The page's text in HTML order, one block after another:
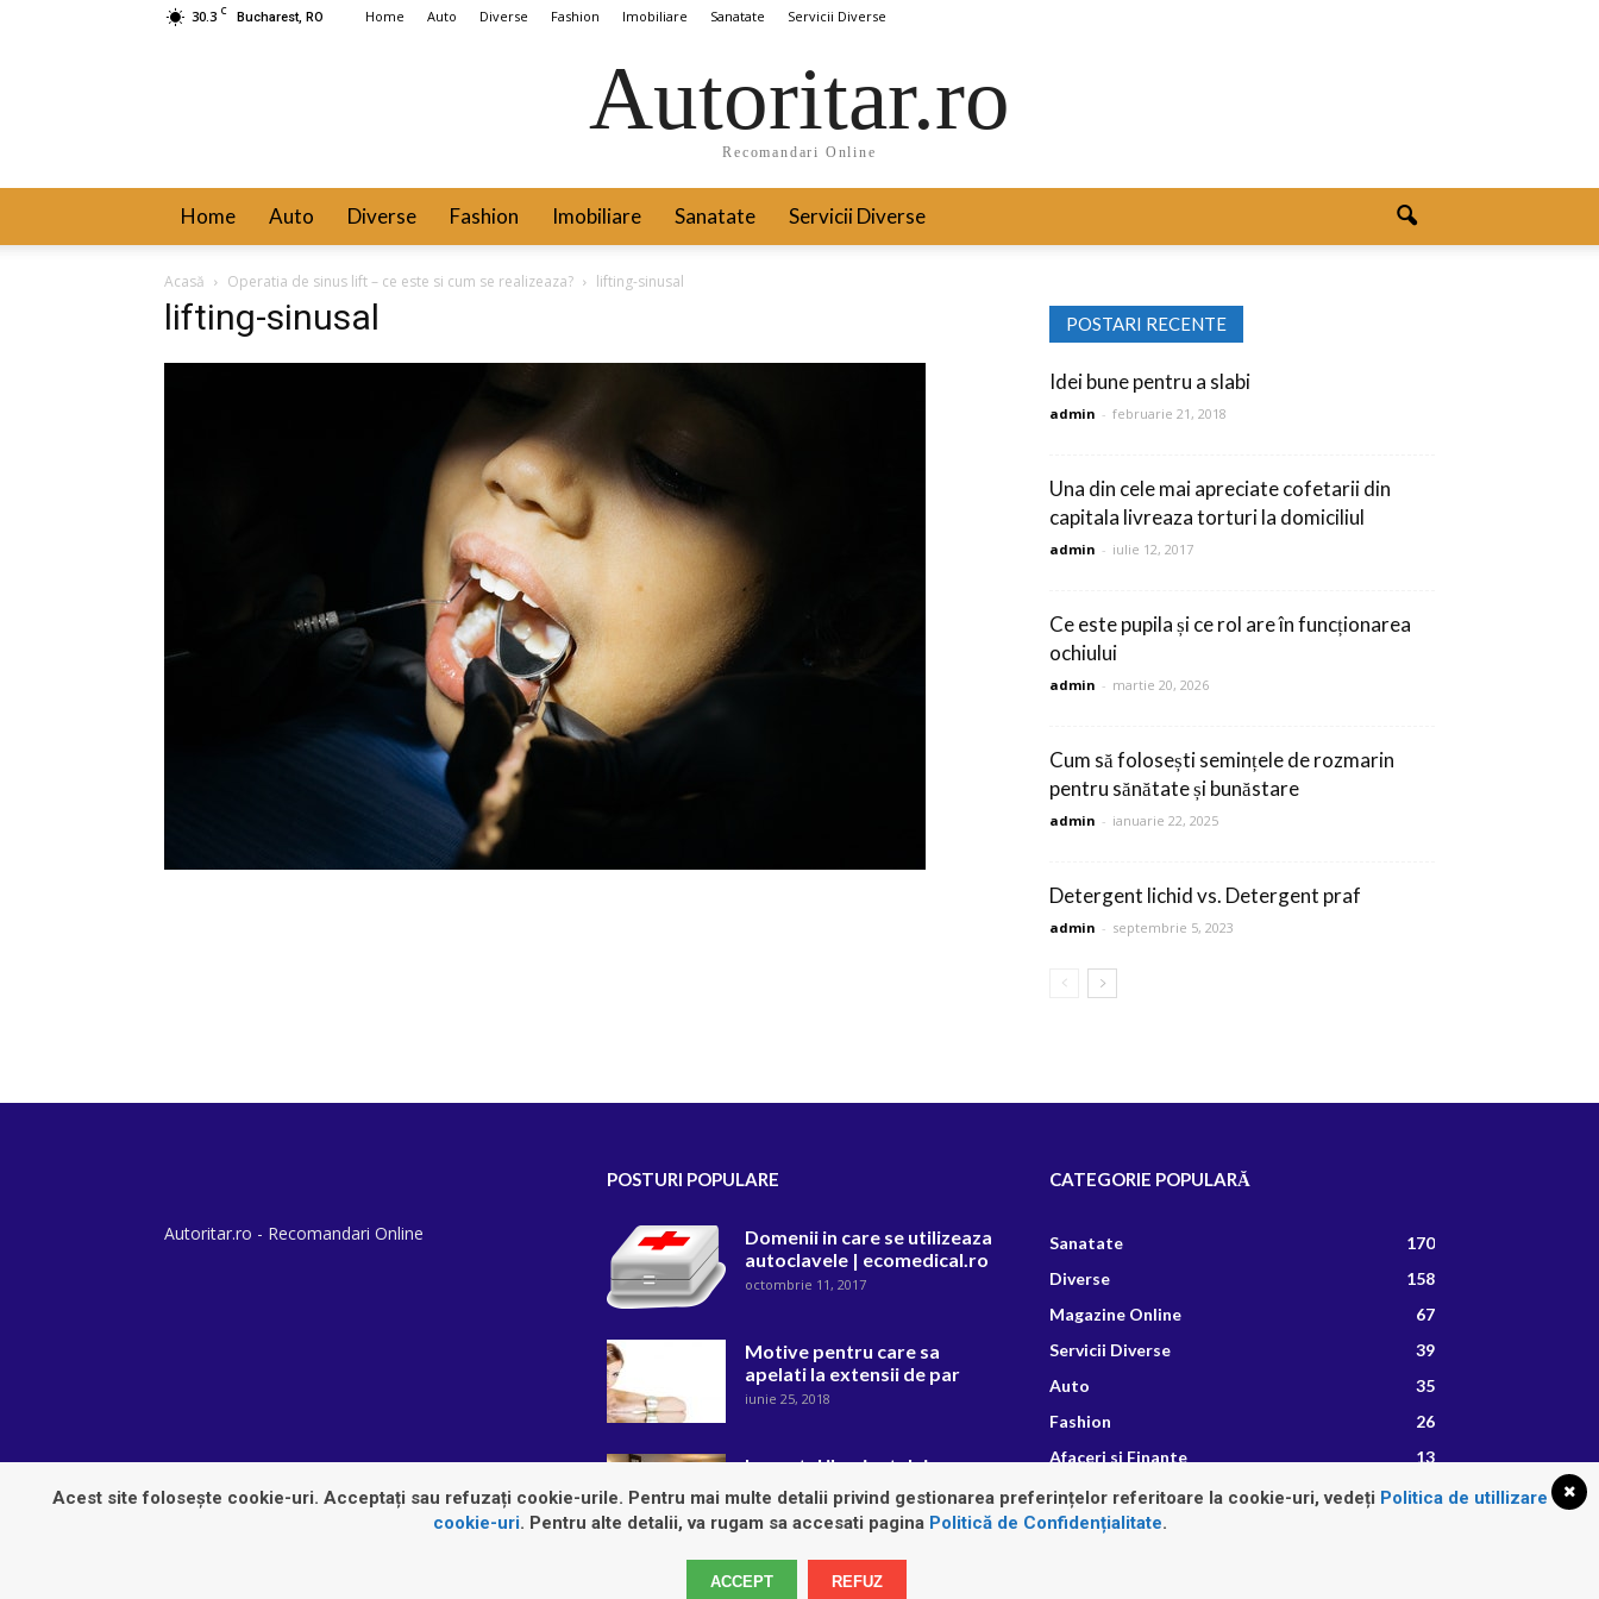
30.3 C Bucharest, RO Home Auto Diverse Fashion Imobiliare Sanatate Servicii Diverse
Autoritar.ro
Recomandari Online
Home Auto Diverse Fashion Imobiliare Sanatate Servicii Diverse
Acasă Operatia de sinus lift – ce este si cum se realizeaza? lifting-sinusal
lifting-sinusal POSTARI RECENTE
Idei bune pentru a slabi
admin - februarie 21, 2018
Una din cele mai apreciate cofetarii din
capitala livreaza torturi la domiciliul
admin - iulie 12, 2017
Ce este pupila și ce rol are în funcționarea
ochiului
admin - martie 20, 2026
Cum să folosești semințele de rozmarin
pentru sănătate și bunăstare
admin - ianuarie 22, 2025
Detergent lichid vs. Detergent praf
admin - septembrie 5, 2023
Autoritar.ro - Recomandari Online
POSTURI POPULARE
Domenii in care se utilizeaza
autoclavele | ecomedical.ro
octombrie 11, 2017
Motive pentru care sa
apelati la extensii de par
iunie 25, 2018
Impactul iluminatului
asupra unei incaperi
martie 12, 2019
CATEGORIE POPULARĂ
Sanatate
170
Diverse
158
Magazine Online
67
Servicii Diverse
39
Auto
35
Fashion
26
Afaceri si Finante
13
Retete Culinare
8
Acest site folosește cookie-uri. Acceptați sau refuzați cookie-urile. Pentru mai multe detalii privind gestionarea preferințelor referitoare la cookie-uri, vedeți Politica de utillizare
cookie-uri. Pentru alte detalii, va rugam sa accesati pagina Politică de Confidențialitate.
ACCEPT REFUZ